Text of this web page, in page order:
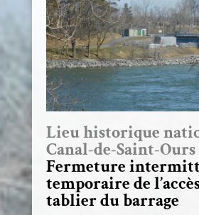
Lieu historique
Canal-de-Saint-Ours
Fermeture
temporaire de
tablier du barrage